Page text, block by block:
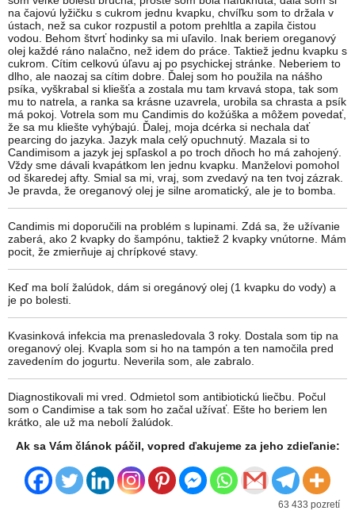
na čajovú lyžičku s cukrom jednu kvapku, chvíľku som to držala v
ústach, než sa cukor rozpustil a potom prehltla a zapila čistou
vodou. Behom štvrť hodinky sa mi uľavilo. Inak beriem oreganový
olej každé ráno nalačno, než idem do práce. Taktiež jednu kvapku s
cukrom. Cítim celkovú úľavu aj po psychickej stránke. Neberiem to
dlho, ale naozaj sa cítim dobre. Ďalej som ho použila na nášho
psíka, vyškrabal si kliešťa a zostala mu tam krvavá stopa, tak som
mu to natrela, a ranka sa krásne uzavrela, urobila sa chrasta a psík
má pokoj. Votrela som mu Candimis do kožúška a môžem povedať,
že sa mu kliešte vyhýbajú. Ďalej, moja dcérka si nechala dať
pearcing do jazyka. Jazyk mala celý opuchnutý. Mazala si to
Candimisom a jazyk jej spľaskol a po troch dňoch ho má zahojený.
Vždy sme dávali kvapátkom len jednu kvapku. Manželovi pomohol
od škaredej afty. Smial sa mi, vraj, som zvedavý na ten tvoj zázrak.
Je pravda, že oreganový olej je silne aromatický, ale je to bomba.
Candimis mi doporučili na problém s lupinami. Zdá sa, že užívanie
zaberá, ako 2 kvapky do šampónu, taktiež 2 kvapky vnútorne. Mám
pocit, že zmierňuje aj chrípkové stavy.
Keď ma bolí žalúdok, dám si oregánový olej (1 kvapku do vody) a
je po bolesti.
Kvasinková infekcia ma prenasledovala 3 roky. Dostala som tip na
oreganový olej. Kvapla som si ho na tampón a ten namočila pred
zavedením do jogurtu. Neverila som, ale zabralo.
Diagnostikovali mi vred. Odmietol som antibiotickú liečbu. Počul
som o Candimise a tak som ho začal užívať. Ešte ho beriem len
krátko, ale už ma nebolí žalúdok.
Ak sa Vám článok páčil, vopred ďakujeme za jeho zdieľanie:
63 433 pozretí